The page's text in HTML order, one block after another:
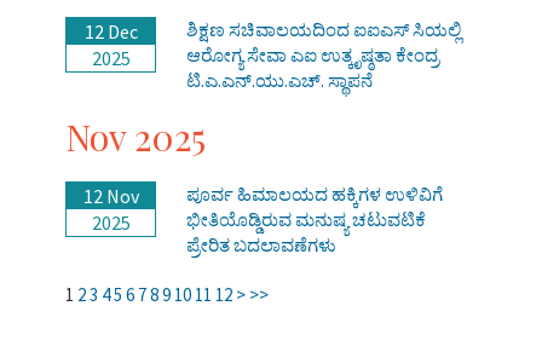
12 Dec
2025
ಶಿಕ್ಷಣ ಸಚಿವಾಲಯದಿಂದ ಐಐಎಸ್ ಸಿಯಲ್ಲಿ
ಆರೋಗ್ಯ ಸೇವಾ ಎಐ ಉತ್ಕೃಷ್ಠತಾ ಕೇಂದ್ರ
ಟಿ.ಎ.ಎನ್.ಯು.ಎಚ್. ಸ್ಥಾಪನೆ
Nov 2025
12 Nov
2025
ಪೂರ್ವ ಹಿಮಾಲಯದ ಹಕ್ಕಿಗಳ ಉಳಿವಿಗೆ
ಭೀತಿಯೊಡ್ಡಿರುವ ಮನುಷ್ಯ ಚಟುವಟಿಕೆ
ಪ್ರೇರಿತ ಬದಲಾವಣೆಗಳು
1 23 45 6 789 10 11 12 > >>